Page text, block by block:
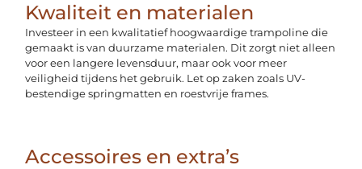
Kwaliteit en materialen
Investeer in een kwalitatief hoogwaardige trampoline die
gemaakt is van duurzame materialen. Dit zorgt niet alleen
voor een langere levensduur, maar ook voor meer
veiligheid tijdens het gebruik. Let op zaken zoals UV-
bestendige springmatten en roestvrije frames.
Accessoires en extra’s